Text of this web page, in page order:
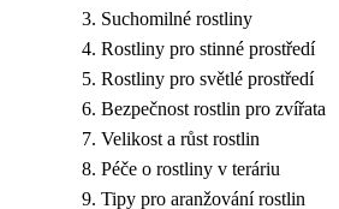
Suchomilné rostliny
Rostliny pro stinné prostředí
Rostliny pro světlé prostředí
Bezpečnost rostlin pro zvířata
Velikost a růst rostlin
Péče o rostliny v teráriu
Tipy pro aranžování rostlin